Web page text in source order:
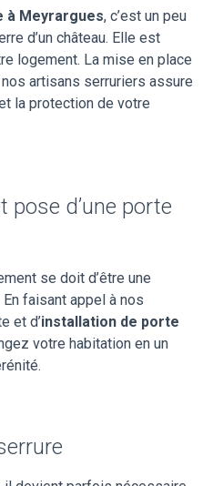
à Meyrargues, c’est un peu
d’un château. Elle est
logement. La mise en place
artisans serruriers assure
la protection de votre
pose d’une porte
se doit d’être une
faisant appel à nos
et d’installation de porte
votre habitation en un